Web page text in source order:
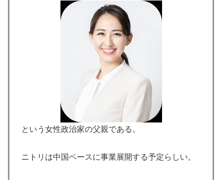
という女性政治家の父親である。
ニトリは中国ベースに事業展開する予定らしい。